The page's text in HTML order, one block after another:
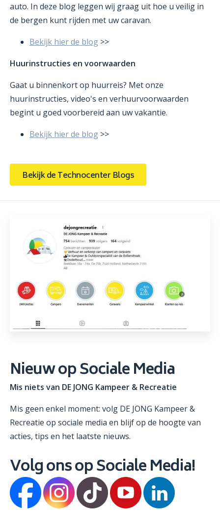
auto. In deze blog leggen wij graag uit hoe u veilig in
de bergen kunt rijden met uw caravan.
Bekijk hier de blog >>
Huurinstructies en voorwaarden
Gaat u binnenkort op huurreis? Met onze
huurinstructies, video's en verhuurvoorwaarden
begint u goed voorbereid aan uw vakantie.
Bekijk hier de blog >>
Bekijk de Technocenter Blogs
Nieuw op Sociale Media
Mis niets van DE JONG Kampeer & Recreatie
Mis geen enkel moment: volg DE JONG Kampeer &
Recreatie op sociale media en blijf op de hoogte van
acties, tips en het laatste nieuws.
Volg ons op Sociale Media!